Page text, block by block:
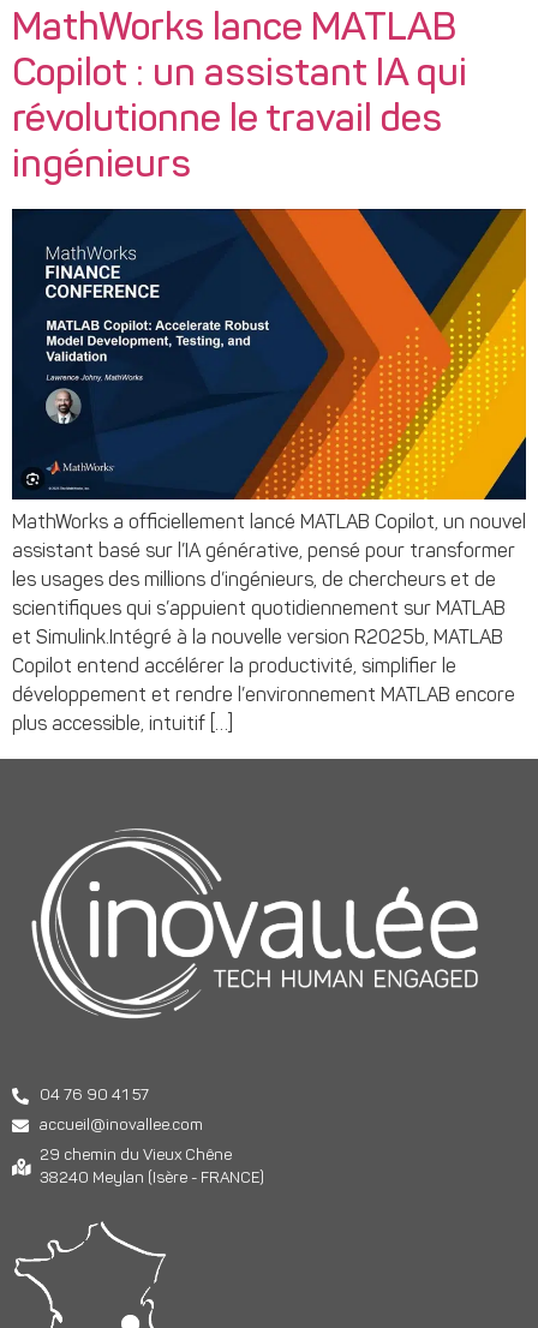
MathWorks lance MATLAB
Copilot : un assistant IA qui
révolutionne le travail des
ingénieurs
MathWorks a officiellement lancé MATLAB Copilot, un nouvel
assistant basé sur l’IA générative, pensé pour transformer
les usages des millions d’ingénieurs, de chercheurs et de
scientifiques qui s’appuient quotidiennement sur MATLAB
et Simulink.Intégré à la nouvelle version R2025b, MATLAB
Copilot entend accélérer la productivité, simplifier le
développement et rendre l’environnement MATLAB encore
plus accessible, intuitif […]
04 76 90 41 57
accueil@inovallee.com
29 chemin du Vieux Chêne
38240 Meylan (Isère - FRANCE)